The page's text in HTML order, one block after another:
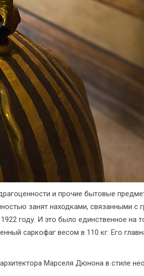
и прочие бытовые
занят находками, связанными с
году. И это было единственное на
саркофаг весом в 110 кг. Его
Марселя Дюнона в стиле